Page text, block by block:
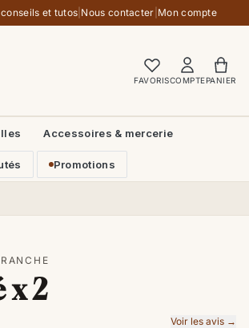
conseils et tutos Nous contacter Mon compte
FAVORISCOMPTEPANIER
Accessoires & mercerie
Promotions
x 2
Voir les avis →